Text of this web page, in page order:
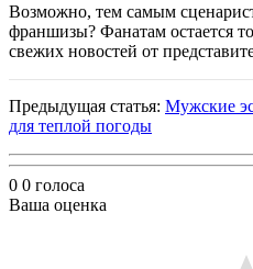
Возможно, тем самым
франшизы? Фанатам остается
свежих новостей от
Предыдущая статья: Мужские
для теплой погоды
0 0 голоса
Ваша оценка